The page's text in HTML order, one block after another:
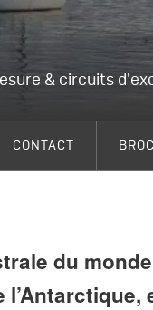
& circuits
CONTACT
du